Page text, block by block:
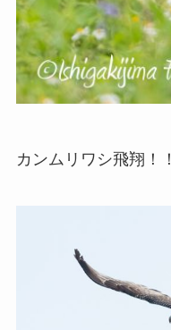
カンムリワシ飛翔！！